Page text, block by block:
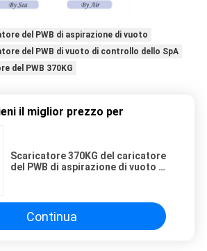
del PWB di aspirazione di vuoto
del PWB di vuoto di controllo dello SpA
del PWB 370KG
il miglior prezzo per
Scaricatore 370KG del caricatore
del PWB di aspirazione di vuoto di
Continua